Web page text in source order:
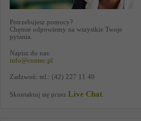
Potrzebujesz pomocy?
Chętnie odpowiemy na wszystkie Twoje
pytania.
Napisz do nas:
info@contec.pl
Zadzwoń: tel.: (42) 227 11 40
Skontaktuj się przez Live Chat